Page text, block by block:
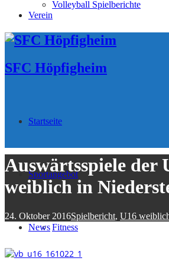
Volleyball Spielberichte
Verein
SFC Höpfigheim
Startseite
Sportangebot
Fitness
News
Auswärtsspiele der
weiblich in
24. Oktober 2016Spielbericht, U16